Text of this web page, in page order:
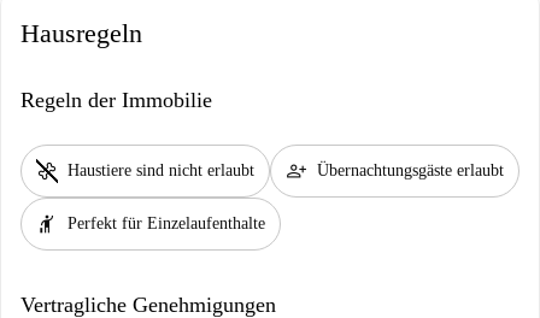
Hausregeln
Regeln der Immobilie
pet_supplies Haustiere sind nicht erlaubt person_add Übernachtungsgäste erlaubt
hail Perfekt für Einzelaufenthalte
Vertragliche Genehmigungen